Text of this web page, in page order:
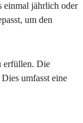
einmal jährlich oder
um den
erfüllen. Die
umfasst eine